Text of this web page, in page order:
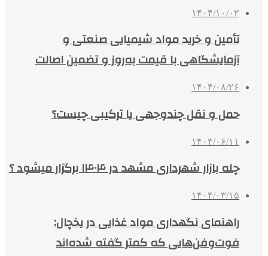
۱۴۰۴/۱۰/۰۲
تأمین و خرید مواد شیمیایی صنعتی و
آزمایشگاهی با قیمت به‌روز و تضمین اصالت
۱۴۰۴/۰۸/۲۶
حمل و نقل چندوجهی یا ترکیبی چیست؟
۱۴۰۴/۰۶/۱۱
چله بازار شهرداری مشهد در ۱۴۰۴ برگزار میشود ؟
۱۴۰۴/۰۳/۱۵
راهنمای نگهداری مواد غذایی در یخچال:
فوت‌وفن‌هایی که کمتر گفته شده‌اند